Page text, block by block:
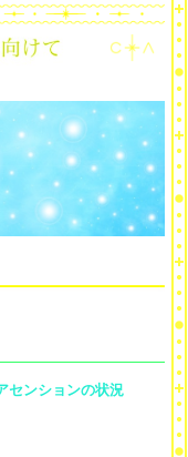
センションの状況